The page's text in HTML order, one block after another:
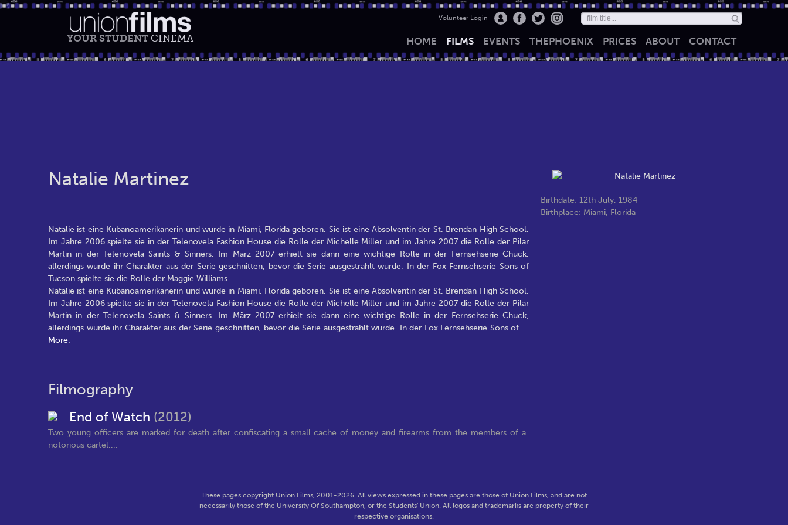
YOUR STUDENT CINEMA
Volunteer Login
HOME FILMS EVENTS THEPHOENIX PRICES ABOUT CONTACT
Natalie Martinez
Birthdate: 12th July, 1984
Birthplace: Miami, Florida
Natalie ist eine Kubanoamerikanerin und wurde in Miami, Florida geboren. Sie ist eine Absolventin der St. Brendan High School.
Im Jahre 2006 spielte sie in der Telenovela Fashion House die Rolle der Michelle Miller und im Jahre 2007 die Rolle der Pilar
Martin in der Telenovela Saints & Sinners. Im März 2007 erhielt sie dann eine wichtige Rolle in der Fernsehserie Chuck,
allerdings wurde ihr Charakter aus der Serie geschnitten, bevor die Serie ausgestrahlt wurde. In der Fox Fernsehserie Sons of
Tucson spielte sie die Rolle der Maggie Williams.
Natalie ist eine Kubanoamerikanerin und wurde in Miami, Florida geboren. Sie ist eine Absolventin der St. Brendan High School.
Im Jahre 2006 spielte sie in der Telenovela Fashion House die Rolle der Michelle Miller und im Jahre 2007 die Rolle der Pilar
Martin in der Telenovela Saints & Sinners. Im März 2007 erhielt sie dann eine wichtige Rolle in der Fernsehserie Chuck,
allerdings wurde ihr Charakter aus der Serie geschnitten, bevor die Serie ausgestrahlt wurde. In der Fox Fernsehserie Sons of ...
More.
Filmography
End of Watch (2012)
Two young officers are marked for death after confiscating a small cache of money and firearms from the members of a
notorious cartel,...
These pages copyright Union Films, 2001-2026. All views expressed in these pages are those of Union Films, and are not
necessarily those of the University Of Southampton, or the Students' Union. All logos and trademarks are property of their
respective organisations.